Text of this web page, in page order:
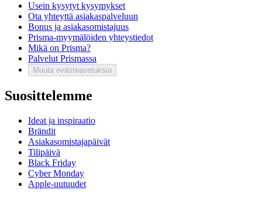
Usein kysytyt kysymykset
Ota yhteyttä asiakaspalveluun
Bonus ja asiakasomistajuus
Prisma-myymälöiden yhteystiedot
Mikä on Prisma?
Palvelut Prismassa
Muuta evästeasetuksia
Suosittelemme
Ideat ja inspiraatio
Brändit
Asiakasomistajapäivät
Tilipäivä
Black Friday
Cyber Monday
Apple-uutuudet